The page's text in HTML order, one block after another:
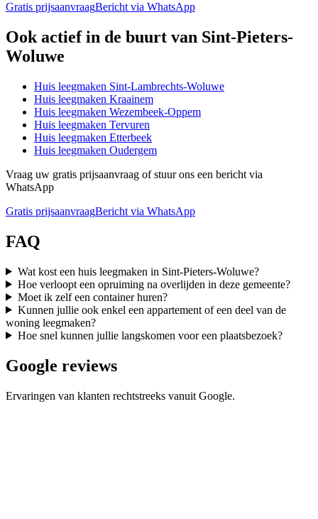
Gratis prijsaanvraagBericht via WhatsApp
Ook actief in de buurt van Sint-Pieters-
Woluwe
Huis leegmaken Sint-Lambrechts-Woluwe
Huis leegmaken Kraainem
Huis leegmaken Wezembeek-Oppem
Huis leegmaken Tervuren
Huis leegmaken Etterbeek
Huis leegmaken Oudergem
Vraag uw gratis prijsaanvraag of stuur ons een bericht via
WhatsApp
Gratis prijsaanvraagBericht via WhatsApp
FAQ
Wat kost een huis leegmaken in Sint-Pieters-Woluwe?
Hoe verloopt een opruiming na overlijden in deze gemeente?
Moet ik zelf een container huren?
Kunnen jullie ook enkel een appartement of een deel van de
woning leegmaken?
Hoe snel kunnen jullie langskomen voor een plaatsbezoek?
Google reviews
Ervaringen van klanten rechtstreeks vanuit Google.